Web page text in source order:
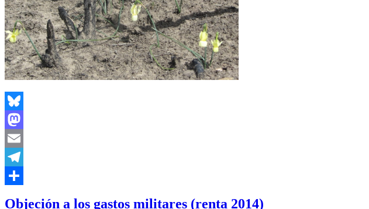
Bluesky
Mastodon
Email
Telegram
Objeción a los gastos militares (renta 2014)